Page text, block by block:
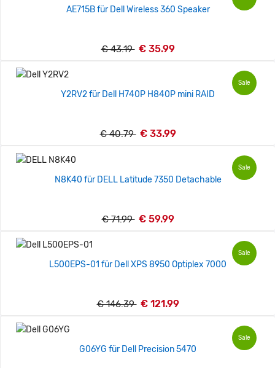
AE715B für Dell Wireless 360 Speaker
€ 43.19 € 35.99
Sale
Y2RV2 für Dell H740P H840P mini RAID
€ 40.79 € 33.99
Sale
N8K40 für DELL Latitude 7350 Detachable
€ 71.99 € 59.99
Sale
L500EPS-01 für Dell XPS 8950 Optiplex 7000
€ 146.39 € 121.99
Sale
G06YG für Dell Precision 5470